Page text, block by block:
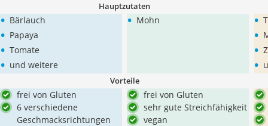
Hauptzutaten
• Bärlauch
• Papaya
• Tomate
• und weitere
• Mohn •
•
•
•
Vorteile
frei von Gluten
6 verschiedene
Geschmacksrichtungen
frei von Gluten
sehr gute Streichfähigkeit
vegan